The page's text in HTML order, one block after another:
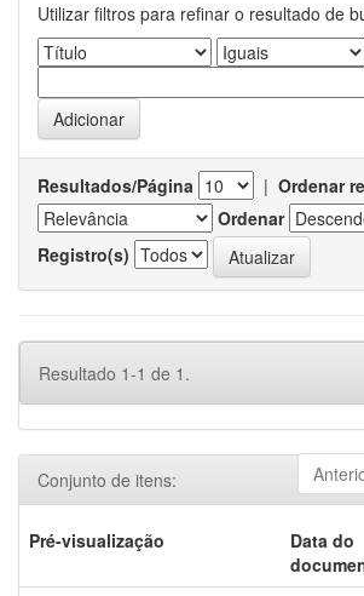
Utilizar filtros para refinar o resultado de
Resultados/Página | Ordenar
Ordenar
Registro(s)
Resultado 1-1 de 1.
Conjunto de itens:
Pré-visualização
Data do